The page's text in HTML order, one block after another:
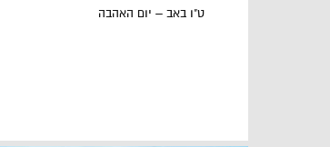
ט"ו באב – יום האהבה